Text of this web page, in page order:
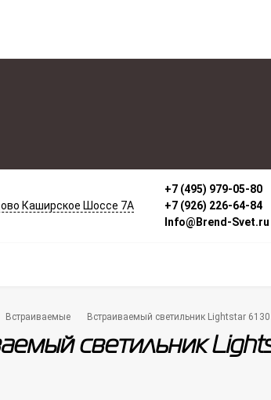
Каширское Шоссе 7А
+7 (495) 979-05-80
+7 (926) 226-64-84
Info@Brend-Svet.ru
Встраиваемые Встраиваемый светильник Lightstar
светильник